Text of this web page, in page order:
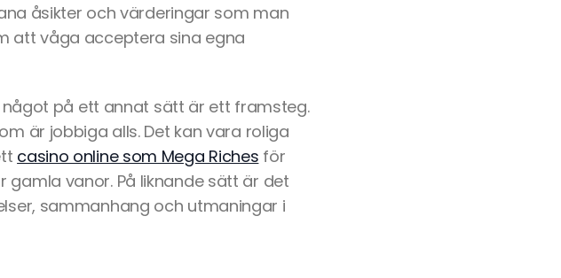
åsikter och värderingar som man
att våga acceptera sina egna
på ett annat sätt är ett framsteg.
är jobbiga alls. Det kan vara roliga
casino online som Mega Riches för
vanor. På liknande sätt är det
sammanhang och utmaningar i